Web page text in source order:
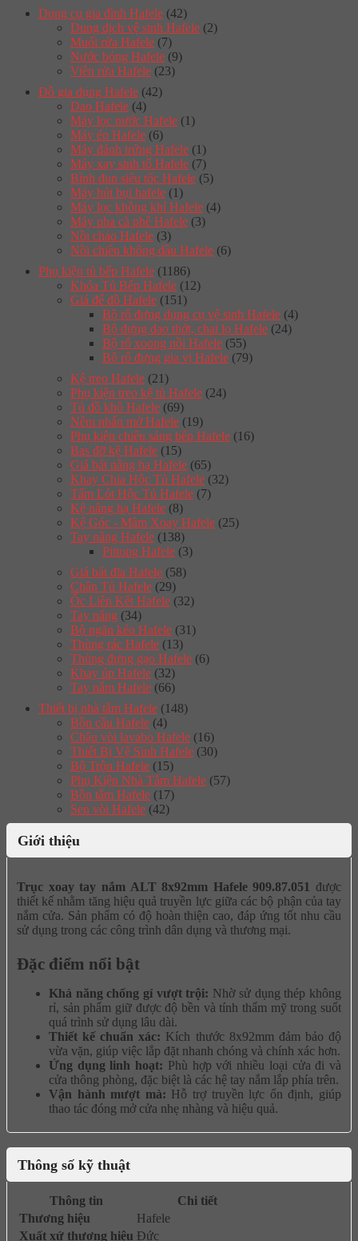
Dụng cụ gia đình Hafele (42)
Dung dịch vệ sinh Hafele (2)
Muối rửa Hafele (7)
Nước bóng Hafele (9)
Viên rửa Hafele (23)
Đồ gia dụng Hafele (42)
Dao Hafele (4)
Máy lọc nước Hafele (1)
Máy ép Hafele (6)
Máy đánh trứng Hafele (1)
Máy xay sinh tố Hafele (7)
Bình đun siêu tốc Hafele (5)
Máy hút bụi hafele (1)
Máy lọc không khí Hafele (4)
Máy pha cà phê Hafele (3)
Nồi chảo Hafele (3)
Nồi chiên không dầu Hafele (6)
Phụ kiện tủ bếp Hafele (1186)
Khóa Tủ Bếp Hafele (12)
Giá để đồ Hafele (151)
Bộ rổ đựng dụng cụ vệ sinh Hafele (4)
Bộ đựng dao thớt, chai lọ Hafele (24)
Bộ rổ xoong nồi Hafele (55)
Bộ rổ đựng gia vị Hafele (79)
Kệ treo Hafele (21)
Phụ kiện treo kệ tủ Hafele (24)
Tủ đồ khô Hafele (69)
Nêm nhấn mở Hafele (19)
Phụ kiện chiếu sáng bếp Hafele (16)
Bas đỡ kệ Hafele (15)
Giá bát nâng hạ Hafele (65)
Khay Chia Hộc Tủ Hafele (32)
Tấm Lót Hộc Tủ Hafele (7)
Kệ nâng hạ Hafele (8)
Kệ Góc - Mâm Xoay Hafele (25)
Tay nâng Hafele (138)
Pittong Hafele (3)
Giá bát đĩa Hafele (58)
Chân Tủ Hafele (29)
Ốc Liên Kết Hafele (32)
Tay nâng (34)
Bộ ngăn kéo Hafele (31)
Thùng rác Hafele (13)
Thùng đựng gạo Hafele (6)
Khay úp Hafele (32)
Tay nắm Hafele (66)
Thiết bị nhà tắm Hafele (148)
Bồn cầu Hafele (4)
Chậu vòi lavabo Hafele (16)
Thiết Bị Vệ Sinh Hafele (30)
Bộ Trộn Hafele (15)
Phụ Kiện Nhà Tắm Hafele (57)
Bồn tắm Hafele (17)
Sen vòi Hafele (42)
Giới thiệu
Trục xoay tay nắm ALT 8x92mm Hafele 909.87.051
được
thiết kế nhằm tăng hiệu quả truyền lực giữa các bộ phận của tay
nắm cửa. Sản phẩm có độ hoàn thiện cao, đáp ứng tốt nhu cầu
sử dụng trong các công trình dân dụng và thương mại.
Đặc điểm nổi bật
Khả năng chống gỉ vượt trội: Nhờ sử dụng thép không
rỉ, sản phẩm giữ được độ bền và tính thẩm mỹ trong suốt
quá trình sử dụng lâu dài.
Thiết kế chuẩn xác: Kích thước 8x92mm đảm bảo độ
vừa vặn, giúp việc lắp đặt nhanh chóng và chính xác hơn.
Ứng dụng linh hoạt: Phù hợp với nhiều loại cửa đi và
cửa thông phòng, đặc biệt là các hệ tay nắm lắp phía trên.
Vận hành mượt mà: Hỗ trợ truyền lực ổn định, giúp
thao tác đóng mở cửa nhẹ nhàng và hiệu quả.
Thông số kỹ thuật
Thông tin
Chi tiết
Thương hiệu
Hafele
Xuất xứ thương hiệu Đức